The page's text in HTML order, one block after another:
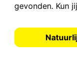
gevonden. Kun